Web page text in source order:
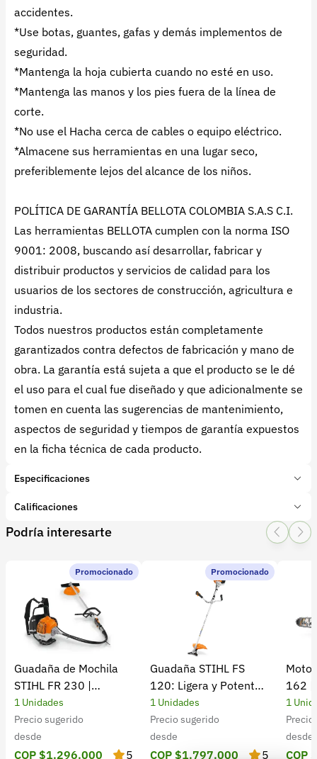
accidentes.
*Use botas, guantes, gafas y demás implementos de
seguridad.
*Mantenga la hoja cubierta cuando no esté en uso.
*Mantenga las manos y los pies fuera de la línea de
corte.
*No use el Hacha cerca de cables o equipo eléctrico.
*Almacene sus herramientas en una lugar seco,
preferiblemente lejos del alcance de los niños.
POLÍTICA DE GARANTÍA BELLOTA COLOMBIA S.A.S C.I.
Las herramientas BELLOTA cumplen con la norma ISO
9001: 2008, buscando así desarrollar, fabricar y
distribuir productos y servicios de calidad para los
usuarios de los sectores de construcción, agricultura e
industria.
Todos nuestros productos están completamente
garantizados contra defectos de fabricación y mano de
obra. La garantía está sujeta a que el producto se le dé
el uso para el cual fue diseñado y que adicionalmente se
tomen en cuenta las sugerencias de mantenimiento,
aspectos de seguridad y tiempos de garantía expuestos
en la ficha técnica de cada producto.
Especificaciones
Marca:
BELLOTA
Tipo de producto:Insumo
Subcategoría:Herramientas manuales (Cuchillos, machetes,
Calificaciones
1 Star
2 Star
3 Star4 Star
0 calificaciones
5 Estrellas
4 Estrellas
3 Estrellas
2 Estrellas
1 Estrellas
Podría interesarte
Promocionado
Guadaña de Mochila
STIHL FR 230 |
Potencia y rendimiento
1 Unidades
Precio sugerido
desde
COP $1.296.000 5
Promocionado
Guadaña STIHL FS
120: Ligera y Potente
para el Campo
1 Unidades
Precio sugerido
desde
COP $1.797.000 5
162 |
1
desde
COP